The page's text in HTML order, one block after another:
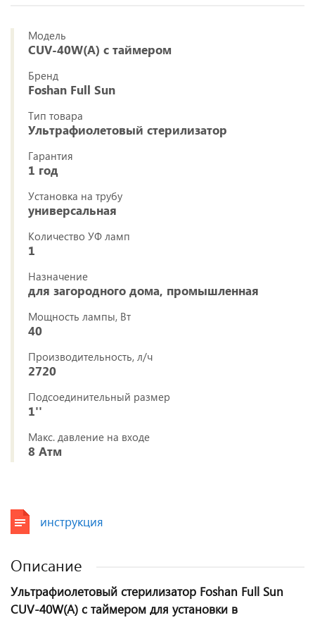
Модель
CUV-40W(A) с таймером
Бренд
Foshan Full Sun
Тип товара
Ультрафиолетовый стерилизатор
Гарантия
1 год
Установка на трубу
универсальная
Количество УФ ламп
1
Назначение
для загородного дома, промышленная
Мощность лампы, Вт
40
Производительность, л/ч
2720
Подсоединительный размер
1''
Макс. давление на входе
8 Атм
инструкция
Описание
Ультрафиолетовый стерилизатор Foshan Full Sun
CUV-40W(A) с таймером для установки в